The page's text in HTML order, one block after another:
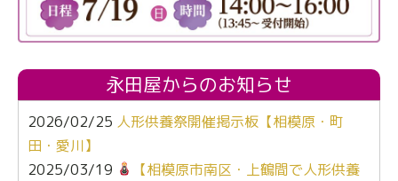
永田屋からのお知らせ
2026/02/25 人形供養祭開催掲示板【相模原・町
田・愛川】
2025/03/19
【相模原市南区・上鶴間で人形供養